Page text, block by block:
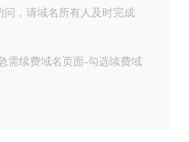
，请域名所有人及时完成
需续费域名页面-勾选续费域